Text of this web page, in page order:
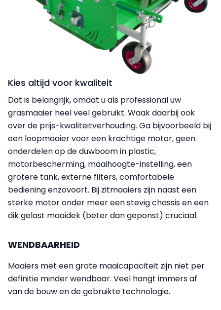
Kies altijd voor kwaliteit
Dat is belangrijk, omdat u als professional uw
grasmaaier heel veel gebruikt. Waak daarbij ook
over de prijs-kwaliteitverhouding. Ga bijvoorbeeld bij
een loopmaaier voor een krachtige motor, geen
onderdelen op de duwboom in plastic,
motorbescherming, maaihoogte-instelling, een
grotere tank, externe filters, comfortabele
bediening enzovoort. Bij zitmaaiers zijn naast een
sterke motor onder meer een stevig chassis en een
dik gelast maaidek (beter dan geponst) cruciaal.
WENDBAARHEID
Maaiers met een grote maaicapaciteit zijn niet per
definitie minder wendbaar. Veel hangt immers af
van de bouw en de gebruikte technologie.